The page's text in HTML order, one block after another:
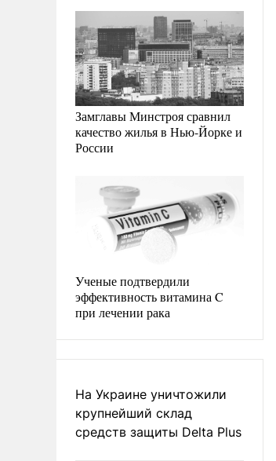
Замглавы Минстроя сравнил
качество жилья в Нью-Йорке и
России
Ученые подтвердили
эффективность витамина C
при лечении рака
На Украине уничтожили
крупнейший склад
средств защиты Delta Plus